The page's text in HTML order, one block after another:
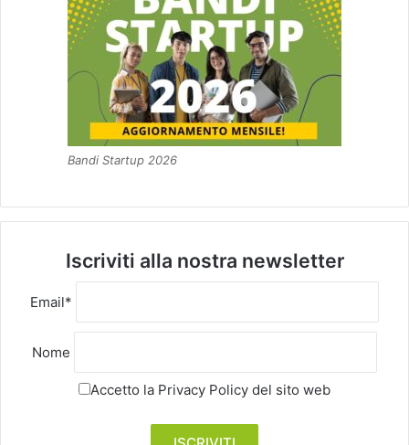
Bandi Startup 2026
Iscriviti alla nostra newsletter
Email*
Nome
Accetto la Privacy Policy del sito web